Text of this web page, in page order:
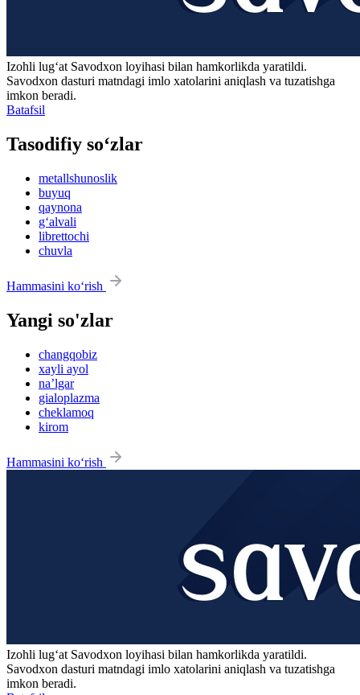
Izohli lugʻat Savodxon loyihasi bilan hamkorlikda yaratildi.
Savodxon dasturi matndagi imlo xatolarini aniqlash va tuzatishga
imkon beradi.
Batafsil
Tasodifiy so‘zlar
metallshunoslik
buyuq
qaynona
g‘alvali
librettochi
chuvla
Hammasini ko‘rish
Yangi so'zlar
changqobiz
xayli ayol
na’lgar
gialoplazma
cheklamoq
kirom
Hammasini ko‘rish
Izohli lugʻat Savodxon loyihasi bilan hamkorlikda yaratildi.
Savodxon dasturi matndagi imlo xatolarini aniqlash va tuzatishga
imkon beradi.